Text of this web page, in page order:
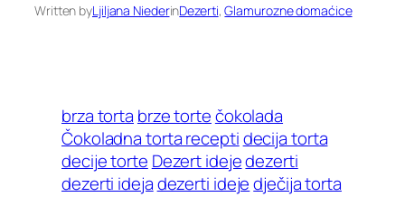
Written byLjiljana NiederinDezerti, Glamurozne domaćice
brza torta brze tortečokolada
Čokoladna torta receptidecija torta
decije torte Dezert idejedezerti
dezerti idejadezerti ideje dječija torta